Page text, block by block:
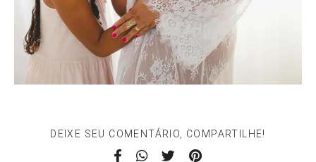
DEIXE SEU COMENTÁRIO, COMPARTILHE!